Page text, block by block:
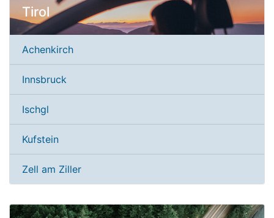
Tirol
Achenkirch
Innsbruck
Ischgl
Kufstein
Zell am Ziller